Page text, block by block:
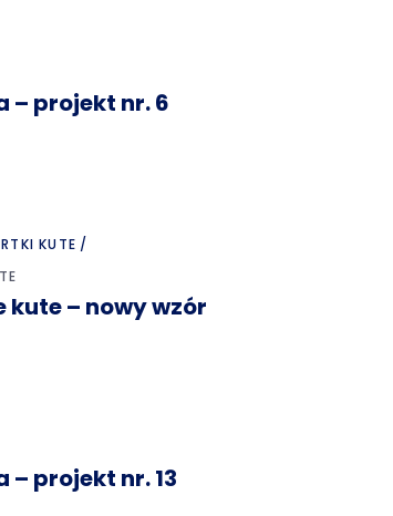
– projekt nr. 6
KUTE
kute – nowy wzór
– projekt nr. 13